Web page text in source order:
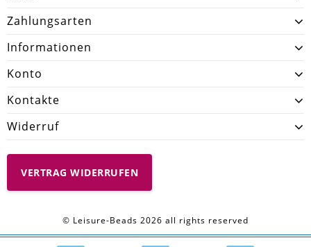
Zahlungsarten
Informationen
Konto
Kontakte
Widerruf
VERTRAG WIDERRUFEN
© Leisure-Beads 2026 all rights reserved